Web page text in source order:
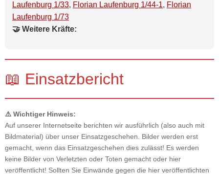
Laufenburg 1/33, Florian Laufenburg 1/44-1, Florian
Laufenburg 1/73
🤝 Weitere Kräfte:
📖 Einsatzbericht
⚠️ Wichtiger Hinweis:
Auf unserer Internetseite berichten wir ausführlich (also auch mit
Bildmaterial) über unser Einsatzgeschehen. Bilder werden erst
gemacht, wenn das Einsatzgeschehen dies zulässt! Es werden
keine Bilder von Verletzten oder Toten gemacht oder hier
veröffentlicht! Sollten Sie Einwände gegen die hier veröffentlichten